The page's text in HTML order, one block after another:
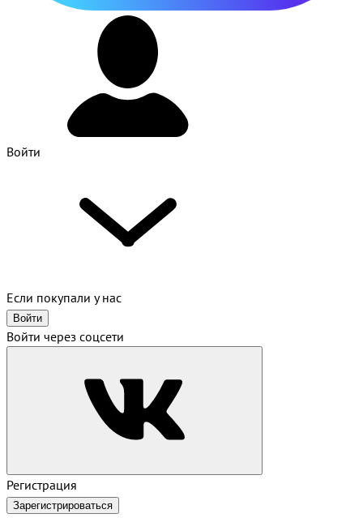
Войти
Если покупали у нас
Войти
Войти через соцсети
Регистрация
Зарегистрироваться